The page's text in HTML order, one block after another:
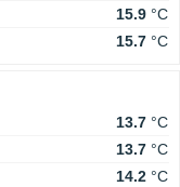
15.9 °C
15.7 °C
13.7 °C
13.7 °C
14.2 °C